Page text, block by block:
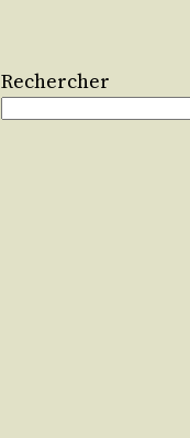
Rechercher